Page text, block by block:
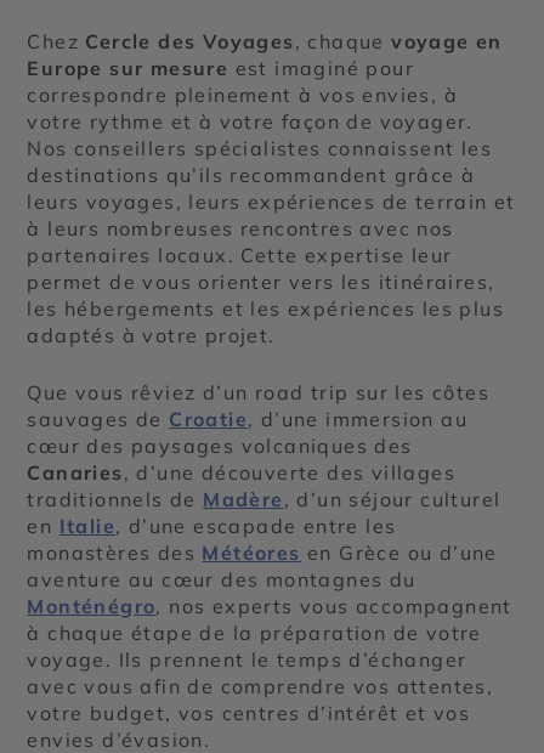
Chez Cercle des Voyages, chaquevoyage en
Europe sur mesure est imaginé pour
correspondre pleinement à vos envies, à
votre rythme et à votre façon de voyager.
Nos conseillers spécialistes connaissent les
destinations qu’ils recommandent grâce à
leurs voyages, leurs expériences de terrain et
à leurs nombreuses rencontres avec nos
partenaires locaux. Cette expertise leur
permet de vous orienter vers les itinéraires,
les hébergements et les expériences les plus
adaptés à votre projet.
Que vous rêviez d’un road trip sur les côtes
sauvages de Croatie, d’une immersion au
cœur des paysages volcaniques des
Canaries, d’une découverte des villages
traditionnels de Madère , d’un séjour culturel
en Italie, d’une escapade entre les
monastères des Météores en Grèce ou d’une
aventure au cœur des montagnes du
Monténégro, nos experts vous accompagnent
à chaque étape de la préparation de votre
voyage. Ils prennent le temps d’échanger
avec vous afin de comprendre vos attentes,
votre budget, vos centres d’intérêt et vos
envies d’évasion.